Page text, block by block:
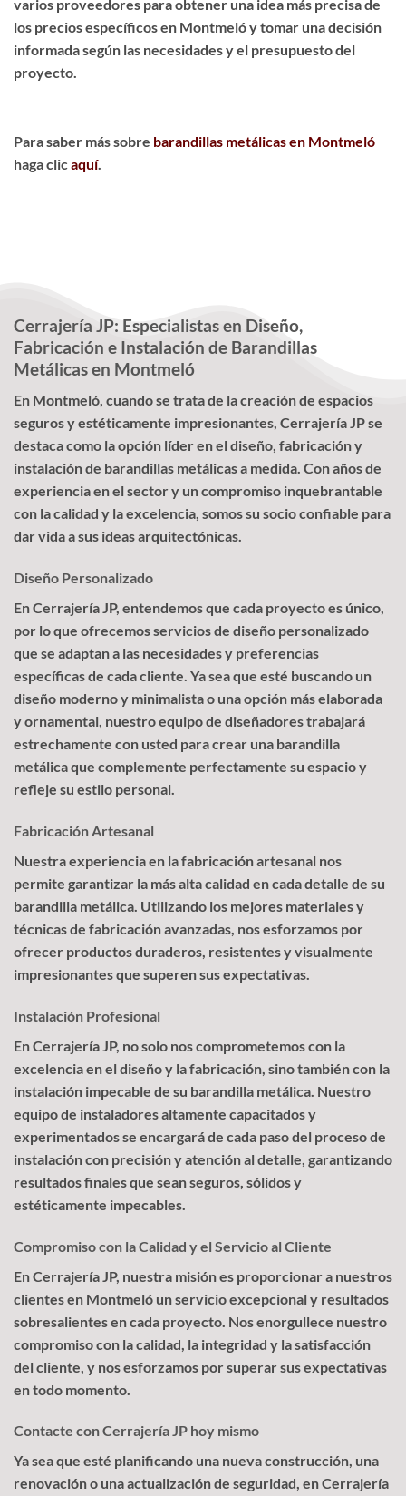
varios proveedores para obtener una idea más precisa de
los precios específicos en Montmeló y tomar una decisión
informada según las necesidades y el presupuesto del
proyecto.
Para saber más sobre barandillas metálicas en Montmeló
haga clicaquí.
Cerrajería JP: Especialistas en Diseño,
Fabricación e Instalación de Barandillas
Metálicas en Montmeló
En Montmeló, cuando se trata de la creación de espacios
seguros y estéticamente impresionantes, Cerrajería JP se
destaca como la opción líder en el diseño, fabricación y
instalación de barandillas metálicas a medida. Con años de
experiencia en el sector y un compromiso inquebrantable
con la calidad y la excelencia, somos su socio confiable para
dar vida a sus ideas arquitectónicas.
Diseño Personalizado
En Cerrajería JP, entendemos que cada proyecto es único,
por lo que ofrecemos servicios de diseño personalizado
que se adaptan a las necesidades y preferencias
específicas de cada cliente. Ya sea que esté buscando un
diseño moderno y minimalista o una opción más elaborada
y ornamental, nuestro equipo de diseñadores trabajará
estrechamente con usted para crear una barandilla
metálica que complemente perfectamente su espacio y
refleje su estilo personal.
Fabricación Artesanal
Nuestra experiencia en la fabricación artesanal nos
permite garantizar la más alta calidad en cada detalle de su
barandilla metálica. Utilizando los mejores materiales y
técnicas de fabricación avanzadas, nos esforzamos por
ofrecer productos duraderos, resistentes y visualmente
impresionantes que superen sus expectativas.
Instalación Profesional
En Cerrajería JP, no solo nos comprometemos con la
excelencia en el diseño y la fabricación, sino también con la
instalación impecable de su barandilla metálica. Nuestro
equipo de instaladores altamente capacitados y
experimentados se encargará de cada paso del proceso de
instalación con precisión y atención al detalle, garantizando
resultados finales que sean seguros, sólidos y
estéticamente impecables.
Compromiso con la Calidad y el Servicio al Cliente
En Cerrajería JP, nuestra misión es proporcionar a nuestros
clientes en Montmeló un servicio excepcional y resultados
sobresalientes en cada proyecto. Nos enorgullece nuestro
compromiso con la calidad, la integridad y la satisfacción
del cliente, y nos esforzamos por superar sus expectativas
en todo momento.
Contacte con Cerrajería JP hoy mismo
Ya sea que esté planificando una nueva construcción, una
renovación o una actualización de seguridad, en Cerrajería